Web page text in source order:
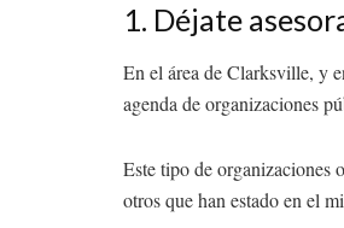
1. Déjate
En el área de Clarksville, y
agenda de organizaciones
Este tipo de organizaciones
otros que han estado en el